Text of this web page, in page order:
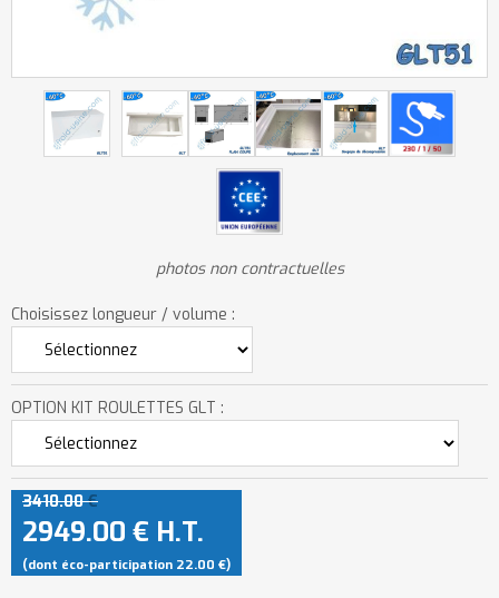
photos non contractuelles
Choisissez longueur / volume :
OPTION KIT ROULETTES GLT :
3410.00 €
2949.00 € H.T.
(dont éco-participation 22.00 €)